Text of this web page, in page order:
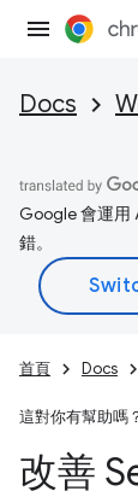
Docs
Google 會運用
錯。
首頁 Docs
這對你有幫助嗎
改善